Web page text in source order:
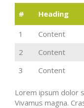
# Heading
1 Content
2
Content
3
Content
Lorem ipsum dolor
Vivamus magna.